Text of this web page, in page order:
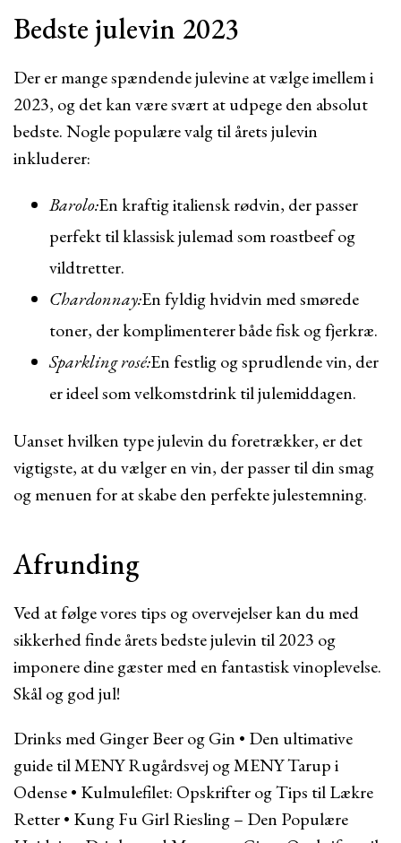
Bedste julevin 2023
Der er mange spændende julevine at vælge imellem i
2023, og det kan være svært at udpege den absolut
bedste. Nogle populære valg til årets julevin
inkluderer:
Barolo:En kraftig italiensk rødvin, der passer
perfekt til klassisk julemad som roastbeef og
vildtretter.
Chardonnay:En fyldig hvidvin med smørede
toner, der komplimenterer både fisk og fjerkræ.
Sparkling rosé:En festlig og sprudlende vin, der
er ideel som velkomstdrink til julemiddagen.
Uanset hvilken type julevin du foretrækker, er det
vigtigste, at du vælger en vin, der passer til din smag
og menuen for at skabe den perfekte julestemning.
Afrunding
Ved at følge vores tips og overvejelser kan du med
sikkerhed finde årets bedste julevin til 2023 og
imponere dine gæster med en fantastisk vinoplevelse.
Skål og god jul!
Drinks med Ginger Beer og Gin • Den ultimative
guide til MENY Rugårdsvej og MENY Tarup i
Odense• Kulmulefilet: Opskrifter og Tips til Lækre
Retter• Kung Fu Girl Riesling – Den Populære